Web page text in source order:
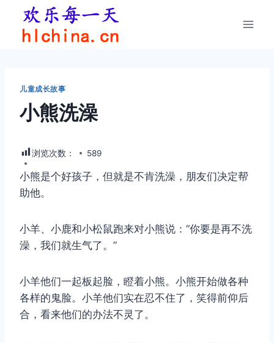
儿童成长故事
小熊洗澡
浏览次数： 589
小熊是个好孩子，但就是不肯洗澡，朋友们决定帮
助他。
小羊、小鹿和小松鼠跑来对小熊说：“你要是再不洗
澡，我们就生气了。”
小羊他们一起板起脸，瞪着小熊。小熊开始做各种
各样的鬼脸。小羊他们实在忍不住了，笑得前仰后
合，看来他们的办法不灵了。